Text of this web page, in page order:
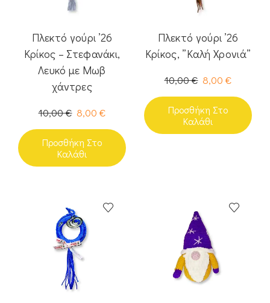
Πλεκτό γούρι ’26
Κρίκος – Στεφανάκι,
Λευκό με Μωβ
χάντρες
10,00€ 8,00 €
Προσθήκη Στο
Καλάθι
Πλεκτό γούρι ’26
Κρίκος, ”Καλή Χρονιά”
10,00€ 8,00 €
Προσθήκη Στο
Καλάθι